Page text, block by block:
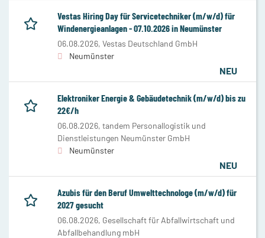
Vestas Hiring Day für Servicetechniker (m/w/d) für
Windenergieanlagen - 07.10.2026 in Neumünster
06.08.2026, Vestas Deutschland GmbH
Neumünster
NEU
Elektroniker Energie & Gebäudetechnik (m/w/d) bis zu
22€/h
06.08.2026, tandem Personallogistik und
Dienstleistungen Neumünster GmbH
Neumünster
NEU
Azubis für den Beruf Umwelttechnologe (m/w/d) für
2027 gesucht
06.08.2026, Gesellschaft für Abfallwirtschaft und
Abfallbehandlung mbH